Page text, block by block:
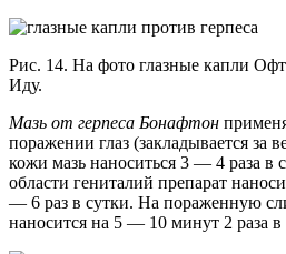
Рис. 14. На фото глазные капли
Иду.
Мазь от герпеса Бонафтон
поражении глаз (закладывается за
кожи мазь наноситься 3 — 4 раза в
области гениталий препарат
— 6 раз в сутки. На пораженную
наносится на 5 — 10 минут 2 раза в